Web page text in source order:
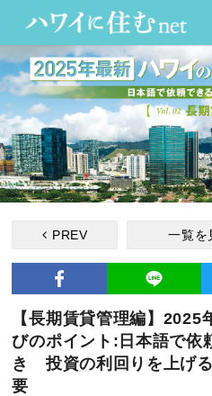
PREV 一覧を
【長期賃貸管理編】
びのポイント:日本語で依
き 投資の利回りを上げ
要